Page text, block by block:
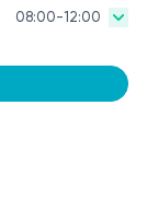
08:00-12:00